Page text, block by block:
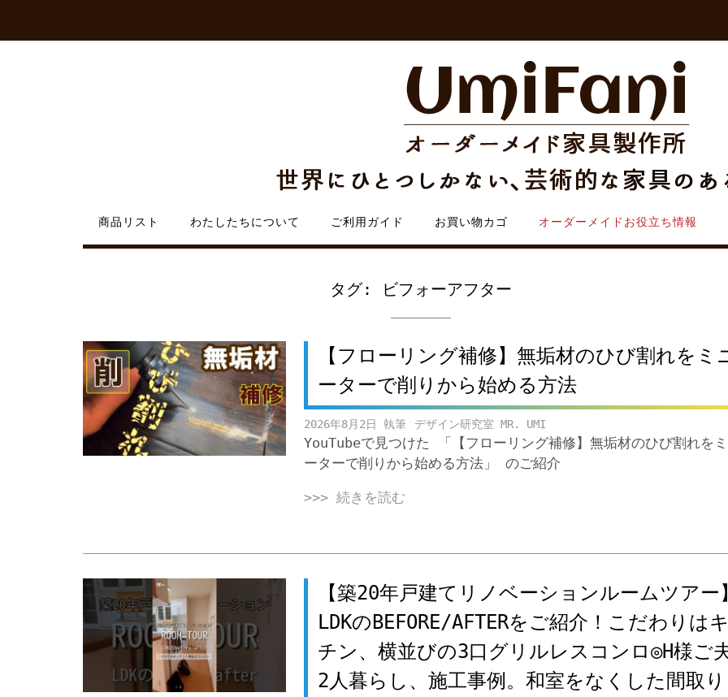
content
商品リスト わたしたちについて ご利用ガイド お買い物カゴ オーダーメイドお役立ち情報
タグ: ビフォーアフター
【フローリング補修】無垢材のひび割れをミ
ーターで削りから始める方法
2026年8月2日 デザイン研究室 MR. UMI
YouTubeで見つけた 「【フローリング補修】無垢材のひび割れを
ーターで削りから始める方法」 のご紹介
>>> 続きを読む
【築20年戸建てリノベーションルームツアー】
LDKのBEFORE/AFTERをご紹介！こだわりは
チン、横並びの3口グリルレスコンロ◎H様ご
2人暮らし、施工事例。和室をなくした間取り